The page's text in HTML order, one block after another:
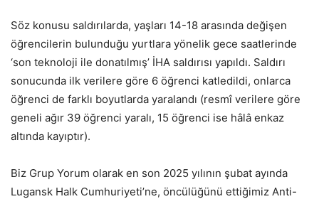
Söz konusu saldırılarda, yaşları 14-18 arasında değişen
öğrencilerin bulunduğu yurtlara yönelik gece saatlerinde
‘son teknoloji ile donatılmış’ İHA saldırısı yapıldı. Saldırı
sonucunda ilk verilere göre 6 öğrenci katledildi, onlarca
öğrenci de farklı boyutlarda yaralandı (resmî verilere göre
geneli ağır 39 öğrenci yaralı, 15 öğrenci ise hâlâ enkaz
altında kayıptır).
Biz Grup Yorum olarak en son 2025 yılının şubat ayında
Lugansk Halk Cumhuriyeti’ne, öncülüğünü ettiğimiz Anti-